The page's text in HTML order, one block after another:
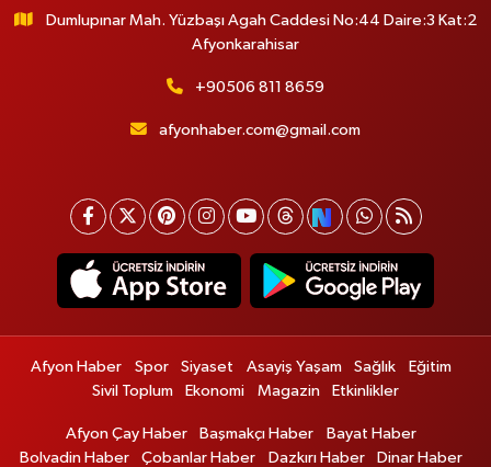
Dumlupınar Mah. Yüzbaşı Agah Caddesi No:44 Daire:3 Kat:2
Afyonkarahisar
+90506 811 8659
afyonhaber.com@gmail.com
Afyon Haber Spor Siyaset Asayiş Yaşam Sağlık
Eğitim
Sivil Toplum
Ekonomi Magazin Etkinlikler
Afyon Çay Haber Başmakçı Haber
Bayat Haber
Bolvadin Haber
Çobanlar Haber Dazkırı Haber Dinar Haber